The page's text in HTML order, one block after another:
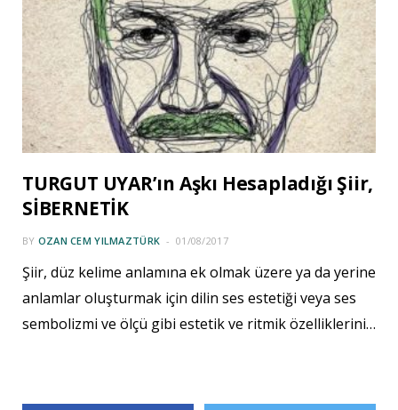
TURGUT UYAR’ın Aşkı Hesapladığı Şiir,
SİBERNETİK
BY OZAN CEM YILMAZTÜRK 01/08/2017
Şiir, düz kelime anlamına ek olmak üzere ya da yerine
anlamlar oluşturmak için dilin ses estetiği veya ses
sembolizmi ve ölçü gibi estetik ve ritmik özelliklerini…